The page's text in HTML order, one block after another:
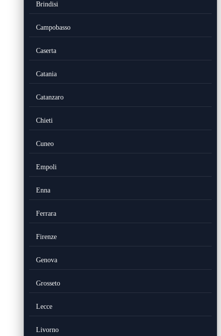
Brindisi
Campobasso
Caserta
Catania
Catanzaro
Chieti
Cuneo
Empoli
Enna
Ferrara
Firenze
Genova
Grosseto
Lecce
Livorno